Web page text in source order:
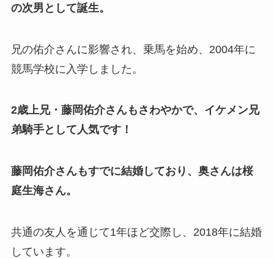
の次男として誕生。
兄の佑介さんに影響され、乗馬を始め、2004年に
競馬学校に入学しました。
2歳上兄・藤岡佑介さんもさわやかで、イケメン兄
弟騎手として人気です！
藤岡佑介さんもすでに結婚しており、奥さんは桜
庭生海さん。
共通の友人を通じて1年ほど交際し、2018年に結婚
しています。